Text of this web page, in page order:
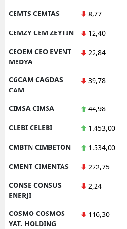
CEMTS CEMTAS 8,77
CEMZY CEM ZEYTIN 12,40
CEOEM CEO EVENT
MEDYA
22,84
CGCAM CAGDAS
CAM
39,78
CIMSA CIMSA 44,98
CLEBI CELEBI 1.453,00
CMBTN CIMBETON 1.534,00
CMENT CIMENTAS 272,75
CONSE CONSUS
ENERJI
2,24
COSMO COSMOS
YAT. HOLDING
116,30